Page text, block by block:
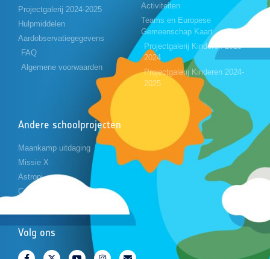
Projectgalerij 2024-2025
Hulpmiddelen
Aardobservatiegegevens
FAQ
Algemene voorwaarden
Activiteiten
Teams en Europese
Gemeenschap Kaart
Projectgalerij Kinderen 2023-
2024
Projectgalerij Kinderen 2024-
2025
Andere schoolprojecten
Maankamp uitdaging
Missie X
Astropi
Cansat
Volg ons